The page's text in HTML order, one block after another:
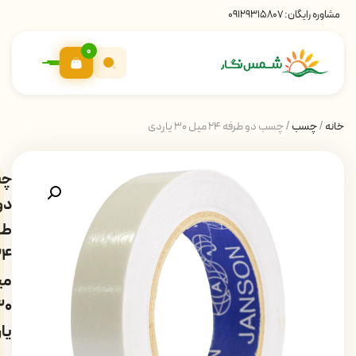
مشاوره رایگان:09129315807
0
خانه/چسب/ چسب دو طرفه 24 میل 30 یاردی